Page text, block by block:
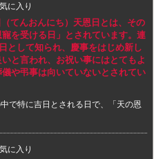
に入り
てんおんにち）天恩日とは、その
を受ける日」とされています。連
として知られ、慶事をはじめ新し
と言われ、お祝い事にはとてもよ
や弔事は向いていないとされてい
で特に吉日とされる日で、「天の恩
に入り